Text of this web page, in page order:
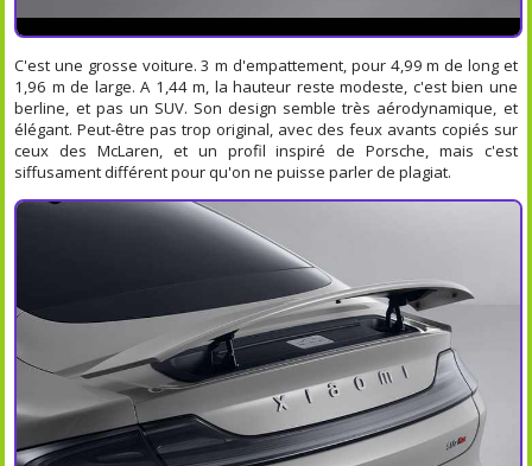
C'est une grosse voiture. 3 m d'empattement, pour 4,99 m de long et
1,96 m de large. A 1,44 m, la hauteur reste modeste, c'est bien une
berline, et pas un SUV. Son design semble très aérodynamique, et
élégant. Peut-être pas trop original, avec des feux avants copiés sur
ceux des McLaren, et un profil inspiré de Porsche, mais c'est
siffusament différent pour qu'on ne puisse parler de plagiat.